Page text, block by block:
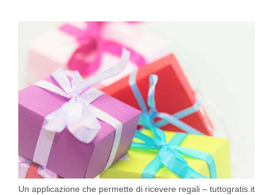
Un applicazione che permette di ricevere regali – tuttogratis.it